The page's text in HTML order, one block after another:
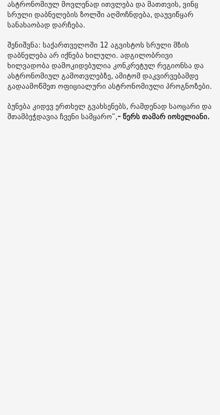
ასტრონომიულ მოვლენად ითვლება და მათთვის, ვინც
სრული დაბნელების ზოლში აღმოჩნდება, დაუვიწყარ
სანახაობად დარჩება.
შენიშვნა: საქართველოში 12 აგვისტოს სრული მზის
დაბნელება არ იქნება ხილული. ადგილობრივი
ხილვადობა დამოკიდებულია კონკრეტულ რეგიონსა და
ასტრონომიულ გამოთვლებზე, ამიტომ დაკვირვებამდე
გადაამოწმეთ ოფიციალური ასტრონომიული პროგნოზები.
ბუნება კიდევ ერთხელ გვახსენებს, რამდენად საოცარი და
შთამბეჭდავია ჩვენი სამყარო“,- წერს თამარ იოსელიანი.